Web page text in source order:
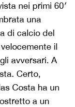
nei primi 60′
una
di calcio del
il
avversari. A
Certo,
Costa ha un
a un